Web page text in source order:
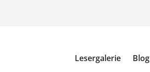
Lesergalerie Blog